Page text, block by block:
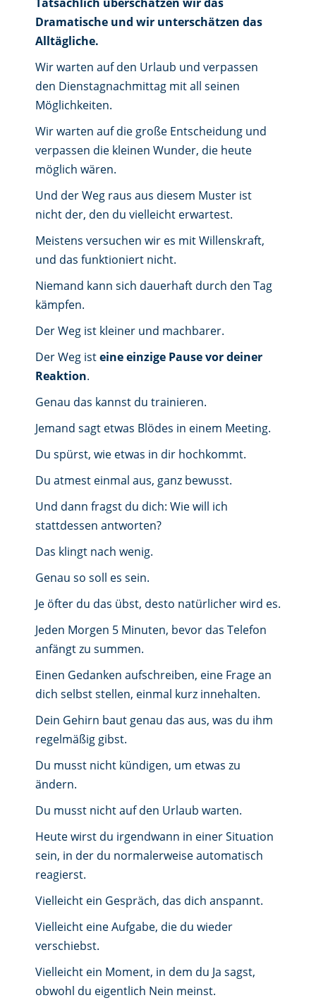
Dramatische und wir unterschätzen das
Alltägliche.
Wir warten auf den Urlaub und verpassen
den Dienstagnachmittag mit all seinen
Möglichkeiten.
Wir warten auf die große Entscheidung und
verpassen die kleinen Wunder, die heute
möglich wären.
Und der Weg raus aus diesem Muster ist
nicht der, den du vielleicht erwartest.
Meistens versuchen wir es mit Willenskraft,
und das funktioniert nicht.
Niemand kann sich dauerhaft durch den Tag
kämpfen.
Der Weg ist kleiner und machbarer.
Der Weg isteine einzige Pause vor deiner
Reaktion.
Genau das kannst du trainieren.
Jemand sagt etwas Blödes in einem Meeting.
Du spürst, wie etwas in dir hochkommt.
Du atmest einmal aus, ganz bewusst.
Und dann fragst du dich: Wie will ich
stattdessen antworten?
Das klingt nach wenig.
Genau so soll es sein.
Je öfter du das übst, desto natürlicher wird es.
Jeden Morgen 5 Minuten, bevor das Telefon
anfängt zu summen.
Einen Gedanken aufschreiben, eine Frage an
dich selbst stellen, einmal kurz innehalten.
Dein Gehirn baut genau das aus, was du ihm
regelmäßig gibst.
Du musst nicht kündigen, um etwas zu
ändern.
Du musst nicht auf den Urlaub warten.
Heute wirst du irgendwann in einer Situation
sein, in der du normalerweise automatisch
reagierst.
Vielleicht ein Gespräch, das dich anspannt.
Vielleicht eine Aufgabe, die du wieder
verschiebst.
Vielleicht ein Moment, in dem du Ja sagst,
obwohl du eigentlich Nein meinst.